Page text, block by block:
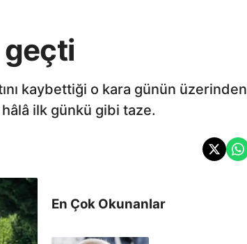
geçti
kaybettiği o kara günün üzerinden
hâlâ ilk günkü gibi taze.
En Çok Okunanlar